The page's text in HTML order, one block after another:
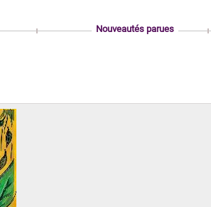
Nouveautés parues